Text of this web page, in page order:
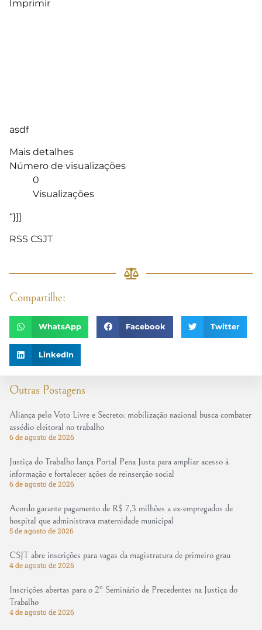
Outras Postagens
Aliança pelo Voto Livre e Secreto: mobilização nacional busca combater
assédio eleitoral no trabalho
6 de agosto de 2026
Justiça do Trabalho lança Portal Pena Justa para ampliar acesso à
informação e fortalecer ações de reinserção social
6 de agosto de 2026
Acordo garante pagamento de R$ 7,3 milhões a ex-empregados de
hospital que administrava maternidade municipal
5 de agosto de 2026
CSJT abre inscrições para vagas da magistratura de primeiro grau
4 de agosto de 2026
Inscrições abertas para o 2º Seminário de Precedentes na Justiça do
Trabalho
4 de agosto de 2026
Imprimir
asdf
Mais detalhes
Número de visualizações
0
Visualizações
“}]]
RSS CSJT
Compartilhe:
WhatsApp Facebook Twitter
LinkedIn